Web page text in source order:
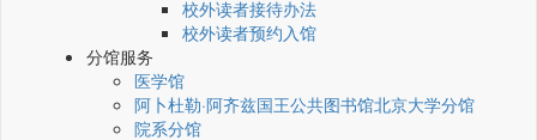
校外读者接待办法
校外读者预约入馆
分馆服务
医学馆
阿卜杜勒·阿齐兹国王公共图书馆北京大学分馆
院系分馆